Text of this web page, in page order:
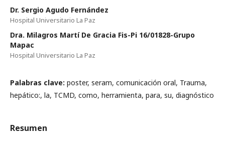
Dr. Sergio Agudo Fernández
Hospital Universitario La Paz
Dra. Milagros Martí De Gracia Fis-Pi 16/01828-Grupo
Mapac
Hospital Universitario La Paz
Palabras clave: poster, seram, comunicación oral, Trauma,
hepático:, la, TCMD, como, herramienta, para, su, diagnóstico
Resumen